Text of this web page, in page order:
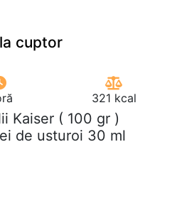
cuptor
321 kcal
Kaiser ( 100 gr )
de usturoi 30 ml